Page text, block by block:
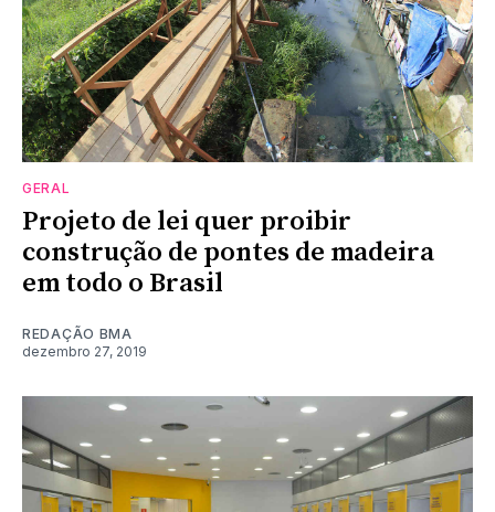
GERAL
Projeto de lei quer proibir
construção de pontes de madeira
em todo o Brasil
REDAÇÃO BMA
dezembro 27, 2019